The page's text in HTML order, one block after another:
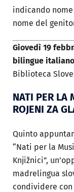
indicando
nome del
Giovedì 19
bilingue
Biblioteca
NATI PER LA
ROJENI ZA
Quinto
“Nati per la
Knjižnici”,
madrelingua
condividere